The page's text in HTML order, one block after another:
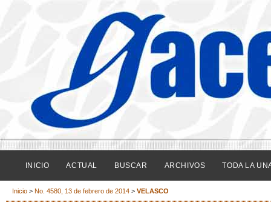
INICIO ACTUAL BUSCAR ARCHIVOS TODA LA
Inicio > No. 4580, 13 de febrero de 2014 > VELASCO